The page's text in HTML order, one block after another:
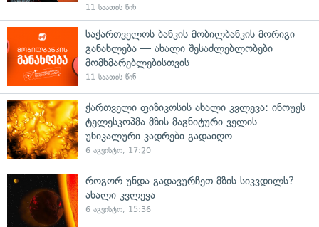
11 საათის წინ
საქართველოს ბანკის მობილბანკის მორიგი
განახლება — ახალი შესაძლებლობები
მომხმარებლებისთვის
11 საათის წინ
ქართველი ფიზიკოსის ახალი კვლევა: ინოუეს
ტელესკოპმა მზის მაგნიტური ველის
უნიკალური კადრები გადაიღო
6 აგვისტო, 17:20
როგორ უნდა გადავურჩეთ მზის სიკვდილს? —
ახალი კვლევა
6 აგვისტო, 15:36